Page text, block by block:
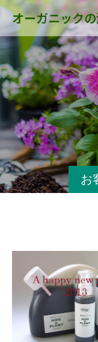
オーガニック
お